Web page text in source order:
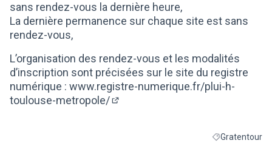
sans rendez-vous la dernière heure,
La dernière permanence sur chaque site est sans
rendez-vous,
L’organisation des rendez-vous et les modalités
d’inscription sont précisées sur le site du registre
numérique : www.registre-numerique.fr/plui-h-
toulouse-metropole/
Filtrer les
Gratentour